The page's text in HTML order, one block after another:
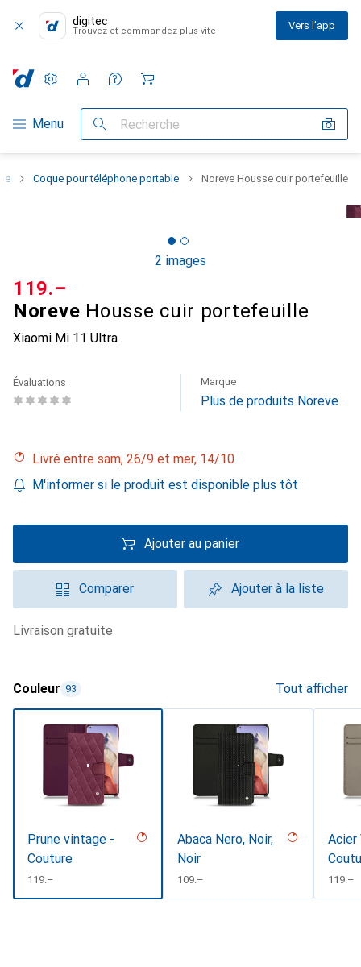
digitec
Trouvez et commandez plus vite Vers l'app
Navigation par catégorie
Menu Recherche
Paramètres
Compte client
Listes de comparaison
Listes d'envies
Panier
Coque pour téléphone portable Noreve Housse cuir portefeuille
2 images
Noreve Housse cuir portefeuille
Xiaomi Mi 11 Ultra
CHF
119.–
Évaluations Marque
Plus de produits Noreve
Livré entre sam, 26/9 et mer, 14/10
M'informer si le produit est disponible plus tôt
Ajouter au panier
Comparer Ajouter à la liste
livraison gratuite
Couleur 93 Tout afficher
Prune vintage -
Couture
CHF
119.–
Abaca Nero, Noir,
Noir
CHF
109.–
Acier
CHF
119.–